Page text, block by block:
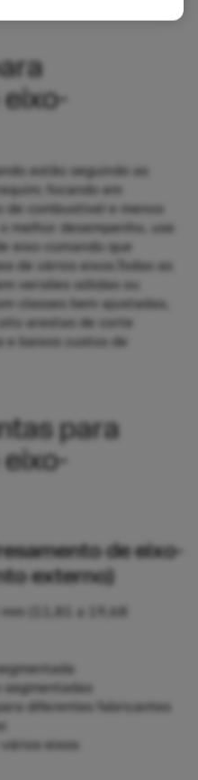
estão seguindo as
focando em
de combustível e menos
melhor desempenho, use
eixo-comando que
de vários eixos.Todas as
versões sólidas ou
classes bem ajustadas,
arestas de corte
e baixos custos de
para
de eixo-
externo)
(11,81 a 19,68
segmentadas
diferentes fabricantes
eixos